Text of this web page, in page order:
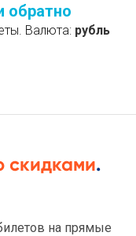
обратно
Валюта: рубль
скидками.
на прямые